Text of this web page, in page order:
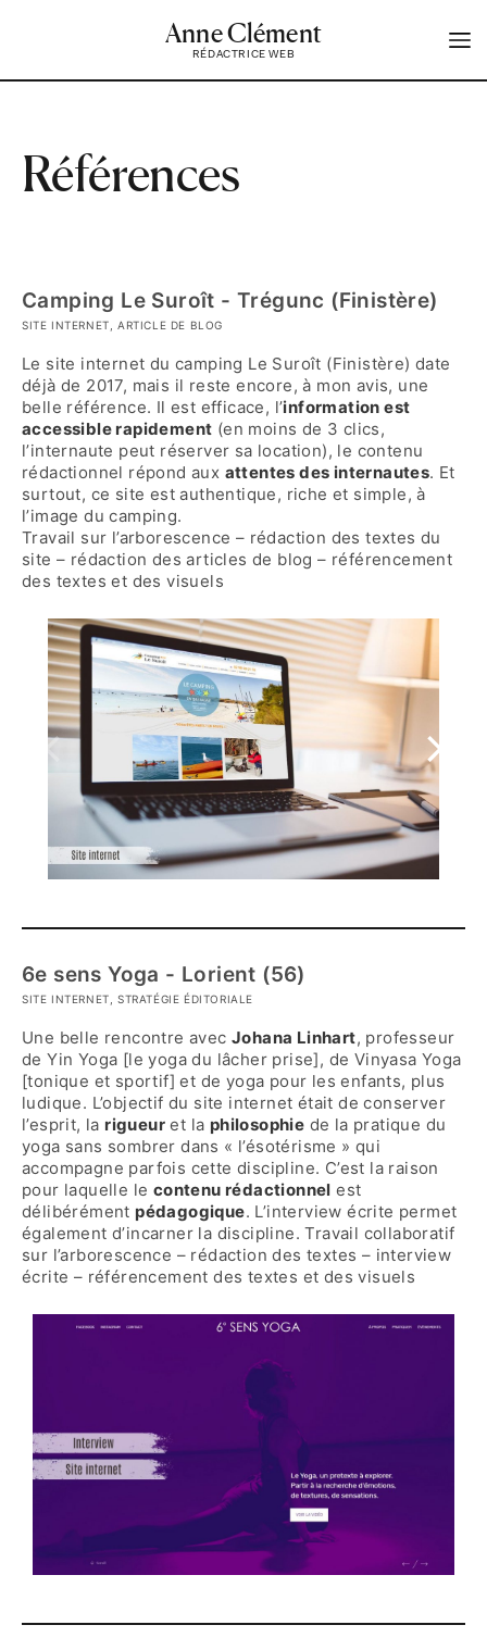
Anne Clément
RÉDACTRICE WEB
Références
Camping Le Suroît - Trégunc (Finistère)
SITE INTERNET, ARTICLE DE BLOG
Le site internet du camping Le Suroît (Finistère) date
déjà de 2017, mais il reste encore, à mon avis, une
belle référence. Il est efficace, l’information est
accessible rapidement (en moins de 3 clics,
l’internaute peut réserver sa location), le contenu
rédactionnel répond aux attentes des internautes. Et
surtout, ce site est authentique, riche et simple, à
l’image du camping.
Travail sur l’arborescence – rédaction des textes du
site – rédaction des articles de blog – référencement
des textes et des visuels
6e sens Yoga - Lorient (56)
SITE INTERNET, STRATÉGIE ÉDITORIALE
Une belle rencontre avec Johana Linhart, professeur
de Yin Yoga [le yoga du lâcher prise], de Vinyasa Yoga
[tonique et sportif] et de yoga pour les enfants, plus
ludique. L’objectif du site internet était de conserver
l’esprit, la rigueur et la philosophie de la pratique du
yoga sans sombrer dans « l’ésotérisme » qui
accompagne parfois cette discipline. C’est la raison
pour laquelle le contenu rédactionnel est
délibérément pédagogique. L’interview écrite permet
également d’incarner la discipline. Travail collaboratif
sur l’arborescence – rédaction des textes – interview
écrite – référencement des textes et des visuels